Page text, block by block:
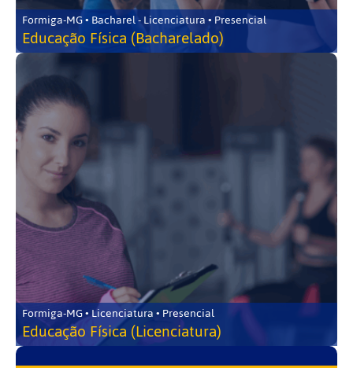
Formiga-MG • Bacharel - Licenciatura • Presencial
Educação Física (Bacharelado)
Formiga-MG • Licenciatura • Presencial
Educação Física (Licenciatura)